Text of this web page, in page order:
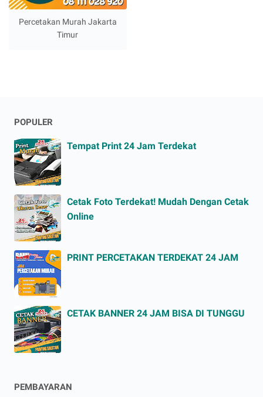
Percetakan Murah Jakarta
Timur
POPULER
Tempat Print 24 Jam Terdekat
Cetak Foto Terdekat! Mudah Dengan Cetak
Online
PRINT PERCETAKAN TERDEKAT 24 JAM
CETAK BANNER 24 JAM BISA DI TUNGGU
PEMBAYARAN